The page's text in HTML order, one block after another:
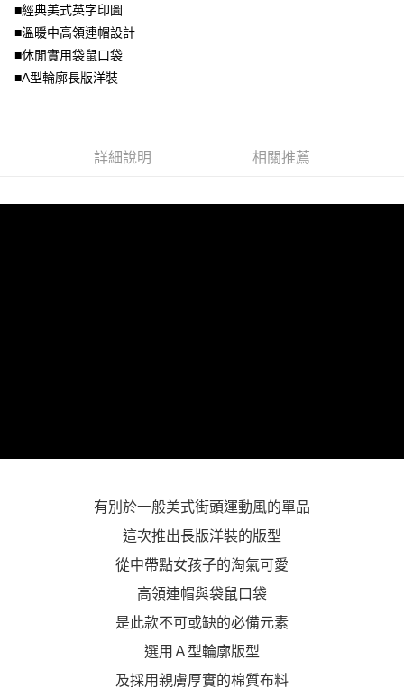
資料（包含姓名、電話或地址）提供予台灣大哥大進項蒐集、處理及利用，
由本公司與您本人進行分期帳單所需資料之確認、核對及更正。
3.完整用戶服務條款，請詳閱以下連結：
※ 交易是否成功請以「AFTEE先享後付 」之結帳頁面顯示為準，若有關於
是否繳費成功／繳費後需取消欲退款等相關疑問，請聯繫「AFTEE先享後付
客戶支援中心」https://netprotections.freshdesk.com/support/home
【注意事項】
https://aftee.tw/terms/#terms3
任。
付款後7-11取貨
每筆NT$70，滿NT$699(含以上)免運費
宅配
■經典美式英字印圖
■溫暖中高領連帽設計
■休閒實用袋鼠口袋
■A型輪廓長版洋裝
詳細說明 相關推薦
有別於一般美式街頭運動風的單品
這次推出長版洋裝的版型
從中帶點女孩子的淘氣可愛
高領連帽與袋鼠口袋
是此款不可或缺的必備元素
選用Ａ型輪廓版型
及採用親膚厚實的棉質布料